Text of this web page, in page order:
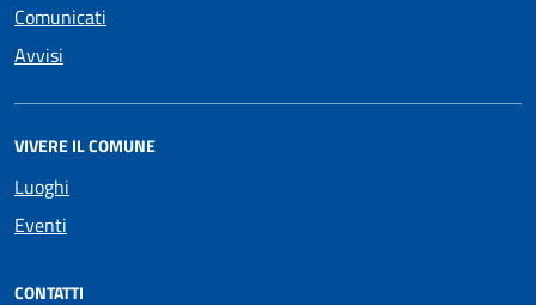
Comunicati
Avvisi
VIVERE IL COMUNE
Luoghi
Eventi
CONTATTI